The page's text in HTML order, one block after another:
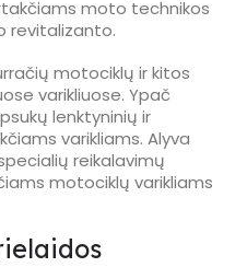
moto technikos
revitalizanto.
motociklų ir kitos
varikliuose. Ypač
lenktyninių ir
varikliams. Alyva
reikalavimų
motociklų varikliams